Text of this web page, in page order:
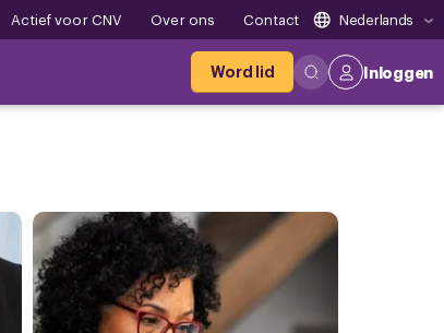
Actief voor CNV Over ons Contact Nederlands
Word lid Inloggen